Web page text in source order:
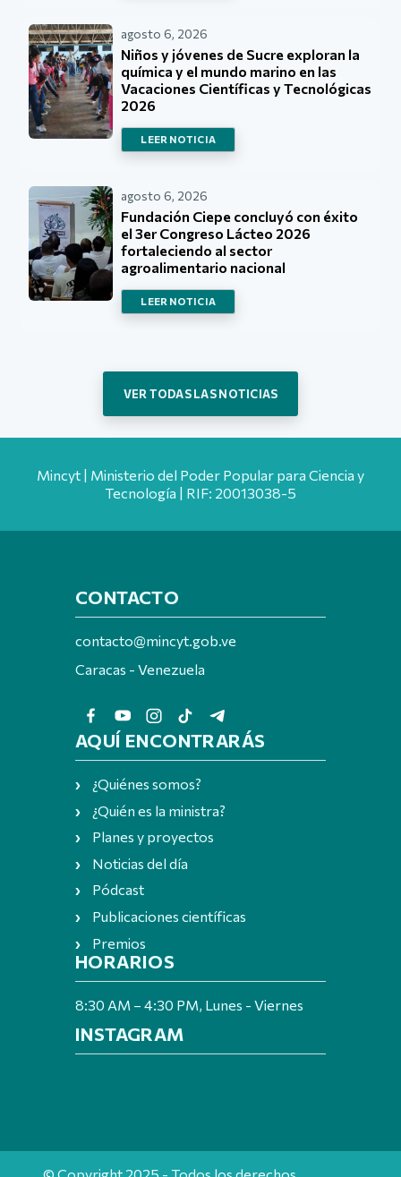
agosto 6, 2026
Niños y jóvenes de Sucre exploran la
química y el mundo marino en las
Vacaciones Científicas y Tecnológicas
2026
LEER NOTICIA
agosto 6, 2026
Fundación Ciepe concluyó con éxito
el 3er Congreso Lácteo 2026
fortaleciendo al sector
agroalimentario nacional
LEER NOTICIA
VER TODAS LAS NOTICIAS
Mincyt | Ministerio del Poder Popular para Ciencia y
Tecnología | RIF: 20013038-5
CONTACTO
contacto@mincyt.gob.ve
Caracas - Venezuela
AQUÍ ENCONTRARÁS
¿Quiénes somos?
¿Quién es la ministra?
Planes y proyectos
Noticias del día
Pódcast
Publicaciones científicas
Premios
HORARIOS
8:30 AM – 4:30 PM, Lunes - Viernes
INSTAGRAM
© Copyright 2025 - Todos los derechos